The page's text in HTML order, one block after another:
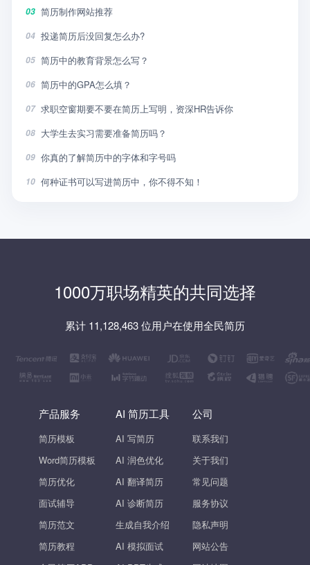
03 简历制作网站推荐
04 投递简历后没回复怎么办?
05 简历中的教育背景怎么写？
06 简历中的GPA怎么填？
07 求职空窗期要不要在简历上写明，资深HR告诉你
08 大学生去实习需要准备简历吗？
09 你真的了解简历中的字体和字号吗
10 何种证书可以写进简历中，你不得不知！
1000万职场精英的共同选择
累计 11,128,463 位用户在使用全民简历
产品服务
简历模板
Word简历模板
简历优化
面试辅导
简历范文
简历教程
AI 简历工具
AI 写简历
AI 润色优化
AI 翻译简历
AI 诊断简历
生成自我介绍
AI 模拟面试
公司
联系我们
关于我们
常见问题
服务协议
隐私声明
网站公告